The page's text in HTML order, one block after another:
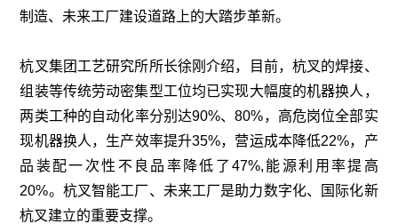
制造、未来工厂建设道路上的大踏步革新。
杭叉集团工艺研究所所长徐刚介绍，目前，杭叉的焊接、
组装等传统劳动密集型工位均已实现大幅度的机器换人，
两类工种的自动化率分别达90%、80%，高危岗位全部实
现机器换人，生产效率提升35%，营运成本降低22%，产
品装配一次性不良品率降低了47%,能源利用率提高
20%。杭叉智能工厂、未来工厂是助力数字化、国际化新
杭叉建立的重要支撑。